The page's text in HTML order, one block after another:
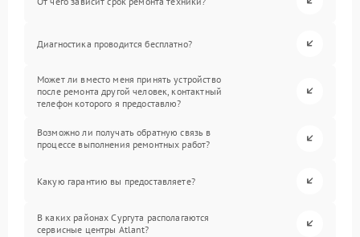
Диагностика проводится бесплатно?
Может ли вместо меня принять устройство
после ремонта другой человек, контактный
телефон которого я предоставлю?
Возможно ли получать обратную связь в
процессе выполнения ремонтных работ?
Какую гарантию вы предоставляете?
В каких районах Сургута располагаются
сервисные центры Atlant?